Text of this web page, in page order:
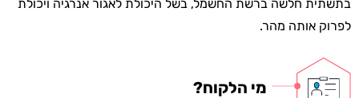
בתשתית חלשה ברשת החשמל, בשל היכולת לאגור אנרגיה ויכולת
לפרוק אותה מהר.
מי הלקוח?